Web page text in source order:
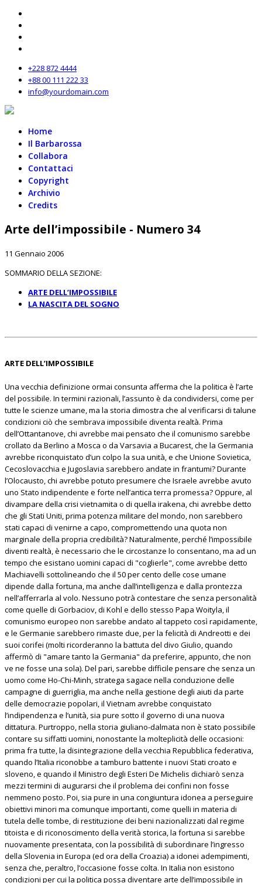
+228 872 4444
+88 00 111 222 33
info@yourdomain.com
Home
Il Barbarossa
Collabora
Contattaci
Copyright
Archivio
Credits
Arte dell’impossibile - Numero 34
11 Gennaio 2006
SOMMARIO DELLA SEZIONE:
ARTE DELL’IMPOSSIBILE
LA NASCITA DEL SOGNO
ARTE DELL’IMPOSSIBILE
Una vecchia definizione ormai consunta afferma che la politica è l’arte
del possibile. In termini razionali, l’assunto è da condividersi, come per
tutte le scienze umane, ma la storia dimostra che al verificarsi di talune
condizioni ciò che sembrava impossibile diventa realtà. Prima
dell’Ottantanove, chi avrebbe mai pensato che il comunismo sarebbe
crollato da Berlino a Mosca o da Varsavia a Bucarest, che la Germania
avrebbe riconquistato d’un colpo la sua unità, e che Unione Sovietica,
Cecoslovacchia e Jugoslavia sarebbero andate in frantumi? Durante
l’Olocausto, chi avrebbe potuto presumere che Israele avrebbe avuto
uno Stato indipendente e forte nell’antica terra promessa? Oppure, al
divampare della crisi vietnamita o di quella irakena, chi avrebbe detto
che gli Stati Uniti, prima potenza militare del mondo, non sarebbero
stati capaci di venirne a capo, compromettendo una quota non
marginale della propria credibilità? Naturalmente, perché l’impossibile
diventi realtà, è necessario che le circostanze lo consentano, ma ad un
tempo che esistano uomini capaci di "coglierle", come avrebbe detto
Machiavelli sottolineando che il 50 per cento delle cose umane
dipende dalla fortuna, ma anche dall’intelligenza e dalla prontezza
nell’afferrarla al volo. Nessuno potrà contestare che senza personalità
come quelle di Gorbaciov, di Kohl e dello stesso Papa Woityla, il
comunismo europeo non sarebbe andato al tappeto così rapidamente,
e le Germanie sarebbero rimaste due, per la felicità di Andreotti e dei
suoi corifei (molti ricorderanno la battuta del divo Giulio, quando
affermò di "amare tanto la Germania" da preferire, appunto, che non
ve ne fosse una sola). Del pari, sarebbe difficile pensare che senza un
uomo come Ho-Chi-Minh, stratega sagace nella conduzione delle
campagne di guerriglia, ma anche nella gestione degli aiuti da parte
delle democrazie popolari, il Vietnam avrebbe conquistato
l’indipendenza e l’unità, sia pure sotto il governo di una nuova
dittatura. Purtroppo, nella storia giuliano-dalmata non è stato possibile
contare su siffatti uomini, nonostante la molteplicità delle occasioni:
prima fra tutte, la disintegrazione della vecchia Repubblica federativa,
quando l’Italia riconobbe a tamburo battente i nuovi Stati croato e
sloveno, e quando il Ministro degli Esteri De Michelis dichiarò senza
mezzi termini di augurarsi che il problema dei confini non fosse
nemmeno posto. Poi, sia pure in una congiuntura idonea a perseguire
obiettivi minori ma comunque importanti, come quelli in materia di
tutela delle tombe, di restituzione dei beni nazionalizzati dal regime
titoista e di riconoscimento della verità storica, la fortuna si sarebbe
nuovamente presentata, con la possibilità di subordinare l’ingresso
della Slovenia in Europa (ed ora della Croazia) a idonei adempimenti,
senza che, peraltro, l’occasione fosse colta. In Italia non esistono
condizioni per cui la politica possa diventare arte dell’impossibile in